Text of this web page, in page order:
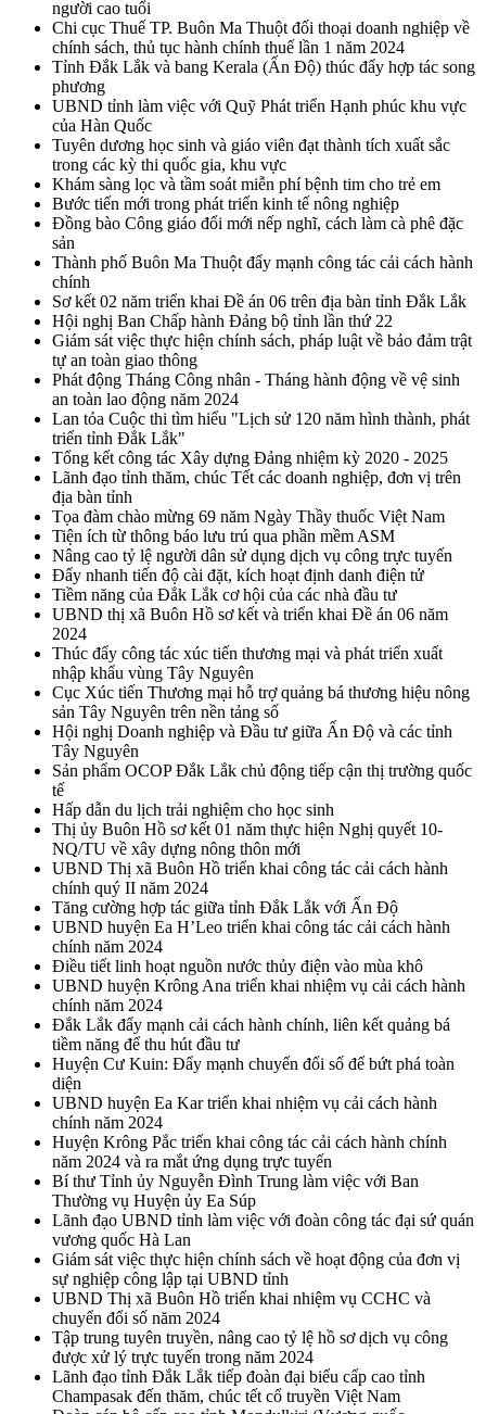
người cao tuổi
Chi cục Thuế TP. Buôn Ma Thuột đối thoại doanh nghiệp về
chính sách, thủ tục hành chính thuế lần 1 năm 2024
Tỉnh Đắk Lắk và bang Kerala (Ấn Độ) thúc đẩy hợp tác song
phương
UBND tỉnh làm việc với Quỹ Phát triển Hạnh phúc khu vực
của Hàn Quốc
Tuyên dương học sinh và giáo viên đạt thành tích xuất sắc
trong các kỳ thi quốc gia, khu vực
Khám sàng lọc và tầm soát miễn phí bệnh tim cho trẻ em
Bước tiến mới trong phát triển kinh tế nông nghiệp
Đồng bào Công giáo đổi mới nếp nghĩ, cách làm cà phê đặc
sản
Thành phố Buôn Ma Thuột đẩy mạnh công tác cải cách hành
chính
Sơ kết 02 năm triển khai Đề án 06 trên địa bàn tỉnh Đắk Lắk
Hội nghị Ban Chấp hành Đảng bộ tỉnh lần thứ 22
Giám sát việc thực hiện chính sách, pháp luật về bảo đảm trật
tự an toàn giao thông
Phát động Tháng Công nhân - Tháng hành động về vệ sinh
an toàn lao động năm 2024
Lan tỏa Cuộc thi tìm hiểu "Lịch sử 120 năm hình thành, phát
triển tỉnh Đắk Lắk"
Tổng kết công tác Xây dựng Đảng nhiệm kỳ 2020 - 2025
Lãnh đạo tỉnh thăm, chúc Tết các doanh nghiệp, đơn vị trên
địa bàn tỉnh
Tọa đàm chào mừng 69 năm Ngày Thầy thuốc Việt Nam
Tiện ích từ thông báo lưu trú qua phần mềm ASM
Nâng cao tỷ lệ người dân sử dụng dịch vụ công trực tuyến
Đẩy nhanh tiến độ cài đặt, kích hoạt định danh điện tử
Tiềm năng của Đắk Lắk cơ hội của các nhà đầu tư
UBND thị xã Buôn Hồ sơ kết và triển khai Đề án 06 năm
2024
Thúc đẩy công tác xúc tiến thương mại và phát triển xuất
nhập khẩu vùng Tây Nguyên
Cục Xúc tiến Thương mại hỗ trợ quảng bá thương hiệu nông
sản Tây Nguyên trên nền tảng số
Hội nghị Doanh nghiệp và Đầu tư giữa Ấn Độ và các tỉnh
Tây Nguyên
Sản phẩm OCOP Đắk Lắk chủ động tiếp cận thị trường quốc
tế
Hấp dẫn du lịch trải nghiệm cho học sinh
Thị ủy Buôn Hồ sơ kết 01 năm thực hiện Nghị quyết 10-
NQ/TU về xây dựng nông thôn mới
UBND Thị xã Buôn Hồ triển khai công tác cải cách hành
chính quý II năm 2024
Tăng cường hợp tác giữa tỉnh Đắk Lắk với Ấn Độ
UBND huyện Ea H’Leo triển khai công tác cải cách hành
chính năm 2024
Điều tiết linh hoạt nguồn nước thủy điện vào mùa khô
UBND huyện Krông Ana triển khai nhiệm vụ cải cách hành
chính năm 2024
Đắk Lắk đẩy mạnh cải cách hành chính, liên kết quảng bá
tiềm năng để thu hút đầu tư
Huyện Cư Kuin: Đẩy mạnh chuyển đổi số để bứt phá toàn
diện
UBND huyện Ea Kar triển khai nhiệm vụ cải cách hành
chính năm 2024
Huyện Krông Pắc triển khai công tác cải cách hành chính
năm 2024 và ra mắt ứng dụng trực tuyến
Bí thư Tỉnh ủy Nguyễn Đình Trung làm việc với Ban
Thường vụ Huyện ủy Ea Súp
Lãnh đạo UBND tỉnh làm việc với đoàn công tác đại sứ quán
vương quốc Hà Lan
Giám sát việc thực hiện chính sách về hoạt động của đơn vị
sự nghiệp công lập tại UBND tỉnh
UBND Thị xã Buôn Hồ triển khai nhiệm vụ CCHC và
chuyển đổi số năm 2024
Tập trung tuyên truyền, nâng cao tỷ lệ hồ sơ dịch vụ công
được xử lý trực tuyến trong năm 2024
Lãnh đạo tỉnh Đắk Lắk tiếp đoàn đại biểu cấp cao tỉnh
Champasak đến thăm, chúc tết cổ truyền Việt Nam